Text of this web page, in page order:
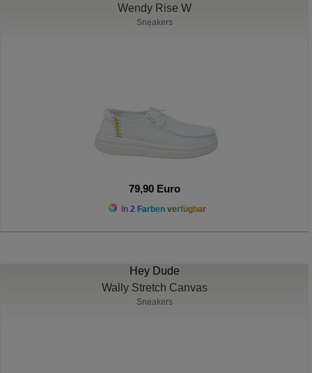
Wendy Rise W
Sneakers
79,90 Euro
In 2 Farben verfügbar
Hey Dude
Wally Stretch Canvas
Sneakers